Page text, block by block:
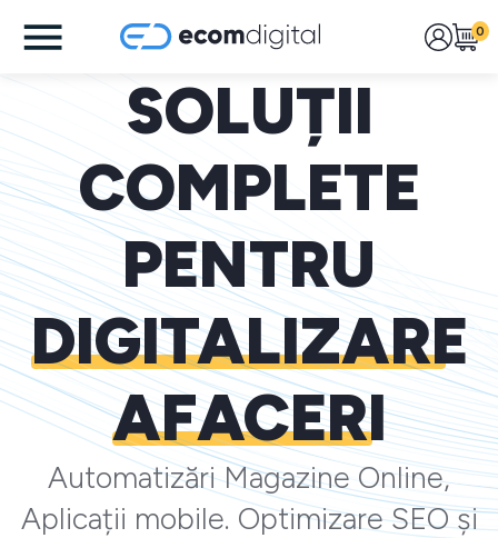
0
SOLUȚII
COMPLETE
PENTRU
DIGITALIZARE
AFACERI
Automatizări Magazine Online,
Aplicații mobile. Optimizare SEO și